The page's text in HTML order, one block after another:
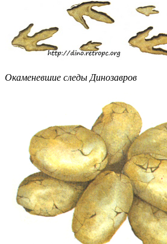
Окаменевшие следы Динозавров